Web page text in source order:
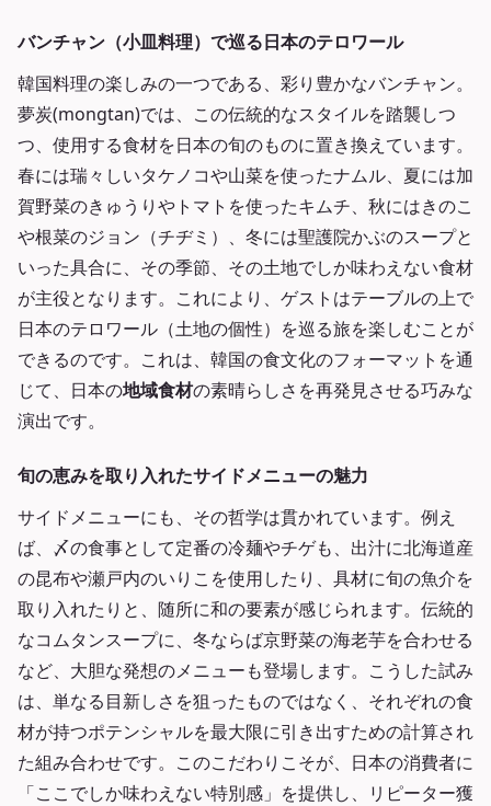
バンチャン（小皿料理）で巡る日本のテロワール
韓国料理の楽しみの一つである、彩り豊かなバンチャン。
夢炭(mongtan)では、この伝統的なスタイルを踏襲しつ
つ、使用する食材を日本の旬のものに置き換えています。
春には瑞々しいタケノコや山菜を使ったナムル、夏には加
賀野菜のきゅうりやトマトを使ったキムチ、秋にはきのこ
や根菜のジョン（チヂミ）、冬には聖護院かぶのスープと
いった具合に、その季節、その土地でしか味わえない食材
が主役となります。これにより、ゲストはテーブルの上で
日本のテロワール（土地の個性）を巡る旅を楽しむことが
できるのです。これは、韓国の食文化のフォーマットを通
じて、日本の地域食材の素晴らしさを再発見させる巧みな
演出です。
旬の恵みを取り入れたサイドメニューの魅力
サイドメニューにも、その哲学は貫かれています。例え
ば、〆の食事として定番の冷麺やチゲも、出汁に北海道産
の昆布や瀬戸内のいりこを使用したり、具材に旬の魚介を
取り入れたりと、随所に和の要素が感じられます。伝統的
なコムタンスープに、冬ならば京野菜の海老芋を合わせる
など、大胆な発想のメニューも登場します。こうした試み
は、単なる目新しさを狙ったものではなく、それぞれの食
材が持つポテンシャルを最大限に引き出すための計算され
た組み合わせです。このこだわりこそが、日本の消費者に
「ここでしか味わえない特別感」を提供し、リピーター獲